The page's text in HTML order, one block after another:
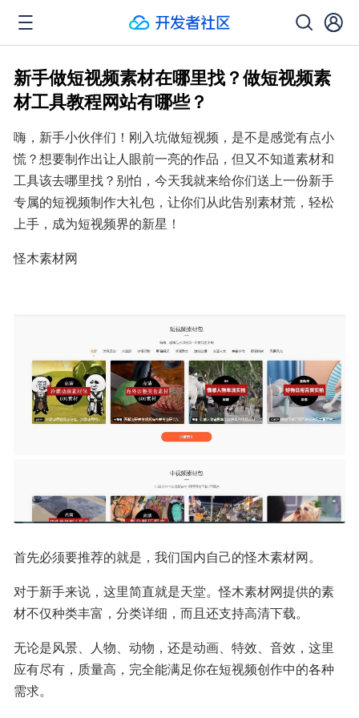
新手做短视频素材在哪里找？做短视频素
材工具教程网站有哪些？
嗨，新手小伙伴们！刚入坑做短视频，是不是感觉有点小
慌？想要制作出让人眼前一亮的作品，但又不知道素材和
工具该去哪里找？别怕，今天我就来给你们送上一份新手
专属的短视频制作大礼包，让你们从此告别素材荒，轻松
上手，成为短视频界的新星！
怪木素材网
首先必须要推荐的就是，我们国内自己的怪木素材网。
对于新手来说，这里简直就是天堂。怪木素材网提供的素
材不仅种类丰富，分类详细，而且还支持高清下载。
无论是风景、人物、动物，还是动画、特效、音效，这里
应有尽有，质量高，完全能满足你在短视频创作中的各种
需求。